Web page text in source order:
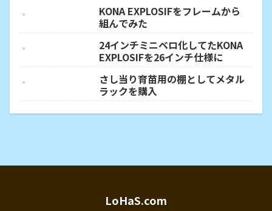
KONA EXPLOSIFをフレームから
組んでみた
24インチミニベロ化してたKONA
EXPLOSIFを26インチ仕様に
さし当り育苗用の棚としてメタル
ラックを購入
LoHaS.com